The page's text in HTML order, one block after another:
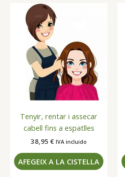
Tenyir, rentar i assecar
cabell fins a espatlles
38,95 € IVA incluido
AFEGEIX A LA CISTELLA